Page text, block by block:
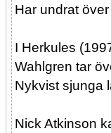
Har undrat
I Herkules
Wahlgren tar
Nykvist sjunga
Nick Atkinson